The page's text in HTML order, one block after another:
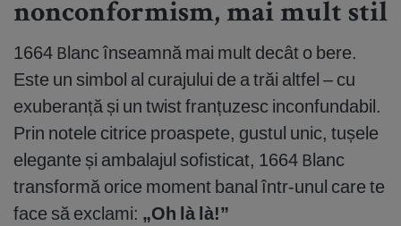
nonconformism, mai mult stil
1664 Blanc înseamnă mai mult decât o bere.
Este un simbol al curajului de a trăi altfel – cu
exuberanță și un twist franțuzesc inconfundabil.
Prin notele citrice proaspete, gustul unic, tușele
elegante și ambalajul sofisticat, 1664 Blanc
transformă orice moment banal într-unul care te
face să exclami: „Oh là là!”